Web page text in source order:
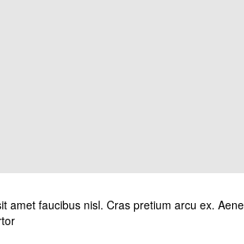
amet faucibus nisl. Cras pretium arcu ex.